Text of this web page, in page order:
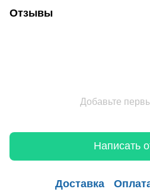
Отзывы
Добавьте
Написать
Доставка